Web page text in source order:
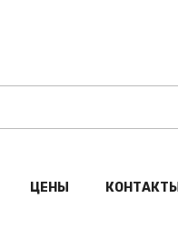
ЦЕНЫ КОНТАКТЫ